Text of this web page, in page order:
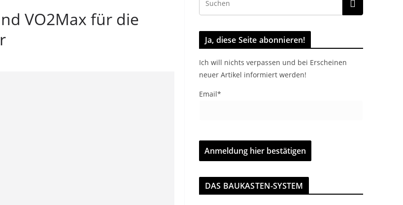
VO2Max für die
Ja, diese Seite abonnieren!
Ich will nichts verpassen und bei Erscheinen
neuer Artikel informiert werden!
Email*
DAS BAUKASTEN-SYSTEM